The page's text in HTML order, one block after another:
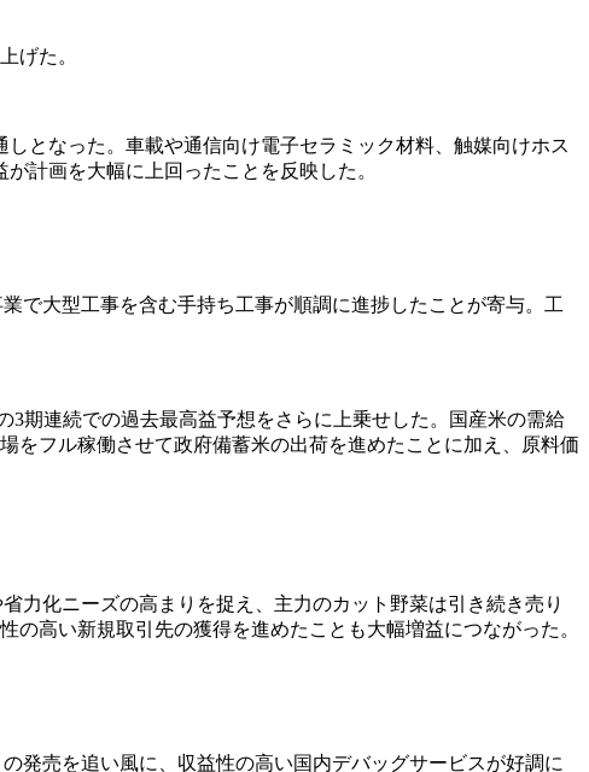
げた。
となった。車載や通信向け電子セラミック材料、触媒向けホス
計画を大幅に上回ったことを反映した。
で大型工事を含む手持ち工事が順調に進捗したことが寄与。工
期連続での過去最高益予想をさらに上乗せした。国産米の需給
をフル稼働させて政府備蓄米の出荷を進めたことに加え、原料価
力化ニーズの高まりを捉え、主力のカット野菜は引き続き売り
高い新規取引先の獲得を進めたことも大幅増益につながった。
発売を追い風に、収益性の高い国内デバッグサービスが好調に